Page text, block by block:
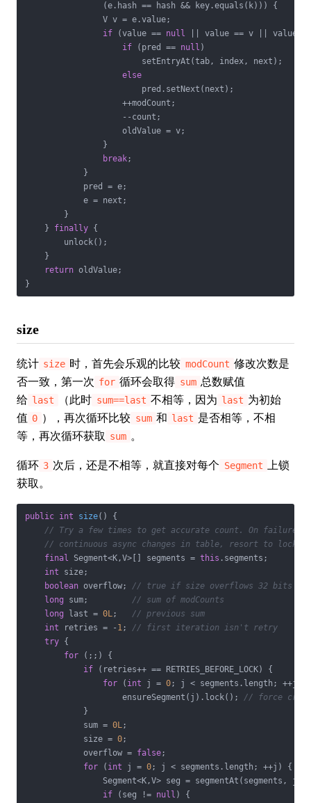
                (e.hash == hash && key.equals(k))) {
                V v = e.value;
if (value == null || value == v ||
if (pred == null )
                        setEntryAt(tab, index, next);
else
                        pred.setNext(next);
                    ++modCount;
                    --count;
                    oldValue = v;
                }
break;
            }
            pred = e;
            e = next;
        }
    }
finally {
        unlock();
    }
return oldValue;
}
size
统计 size 时，首先会乐观的比较 modCount 修改次数是
否一致，第一次 for 循环会取得 sum 总数赋值
给 last （此时 sum==last 不相等，因为 last 为初始
值 0 ），再次循环比较 sum 和 last 是否相等，不相
等，再次循环获取 sum 。
循环 3 次后，还是不相等，就直接对每个 Segment
上锁
获取。
public int size()
{
// Try a few times to get accurate count. On failure
// continuous async changes in table, resort to
final Segment<K,V>[] segments = this .segments;
int size;
boolean overflow; // true if size overflows 32 bits
long sum; // sum of modCounts
long last = 0L; // previous sum
int retries = - 1; // first iteration isn't retry
try {
for (;;) {
if (retries++ == RETRIES_BEFORE_LOCK) {
for ( int j = 0; j < segments.length; ++j)
                    ensureSegment(j).lock();
// force
            }
            sum =
0L;
            size =
0;
            overflow =
false;
for ( int j = 0; j < segments.length; ++j) {
                Segment<K,V> seg = segmentAt(segments, j);
if (seg != null ) {